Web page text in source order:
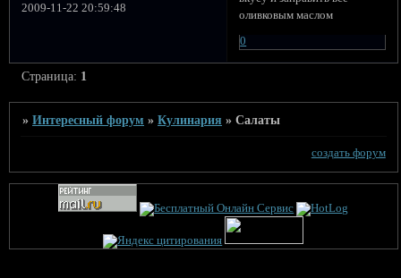
2009-11-22 20:59:48
оливковым маслом
0
Страница: 1
»Интересный форум »Кулинария »Салаты
создать форум